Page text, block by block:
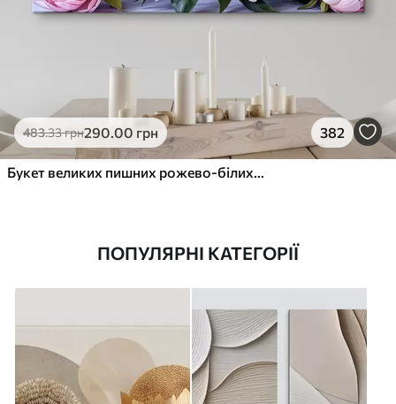
483.33грн290.00 грн 382
Букет великих пишних рожево-білих квітів півонії із зеленим листям на м’якому розмитому фоні
ПОПУЛЯРНІ КАТЕГОРІЇ